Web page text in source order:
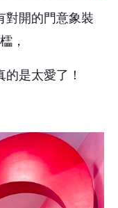
對開的門意象裝
，
是太愛了！